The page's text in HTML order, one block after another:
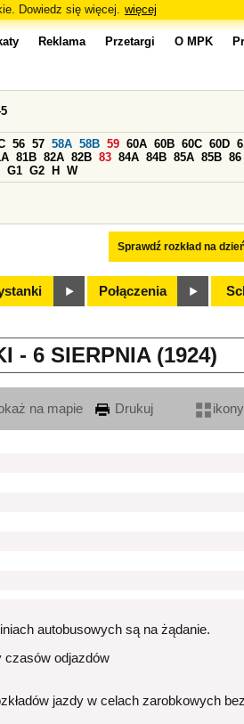
Dowiedz się więcej. więcej
Reklama Przetargi O MPK
Sprawdź rozkład na
56 57 58A 58B 59 60A 60B 60C 60D
81B 82A 82B 83 84A 84B 85A 85B 86
G1 G2 H W
Połączenia
- 6 SIERPNIA (1924)
na mapie Drukuj ikony
autobusowych są na żądanie.
czasów odjazdów
jazdy w celach zarobkowych